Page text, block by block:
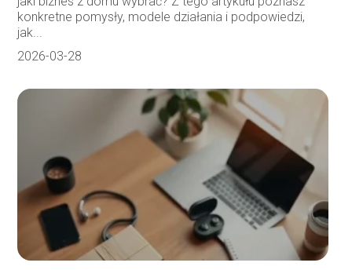
konkretne pomysły, modele działania i podpowiedzi,
jak...
2026-03-28